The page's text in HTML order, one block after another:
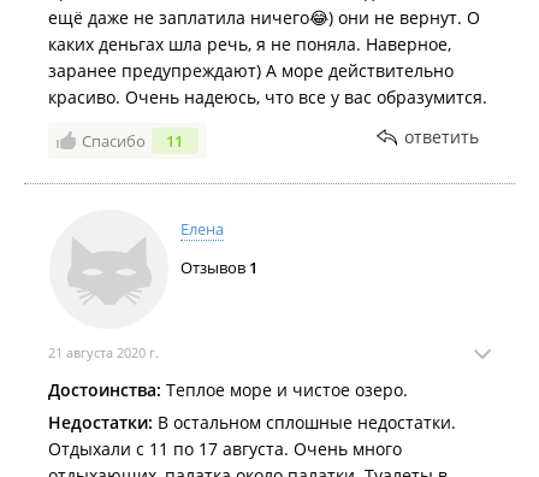
ещё даже не заплатила ничего😂) они не вернут. О
каких деньгах шла речь, я не поняла. Наверное,
заранее предупреждают) А море действительно
красиво. Очень надеюсь, что все у вас образумится.
Спасибо 11 ответить
Елена
Отзывов 1
21 августа 2020 г.
Достоинства: Теплое море и чистое озеро.
Недостатки: В остальном сплошные недостатки.
Отдыхали с 11 по 17 августа. Очень много